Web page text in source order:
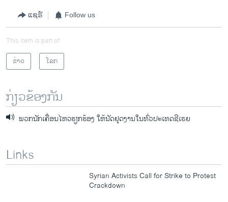
ແຊຣ໌ Follow us
This item is part of
ຂ່າວ
ໂລກ
ກ່ຽວຂ້ອງກັນ
ພວກນັກເຄື່ອນໄຫວຮຽກຮ້ອງ ໃຫ້ນັດຢຸດງານໃນທົ່ວປະເທດຊີເຣຍ
Links
Syrian Activists Call for Strike to Protest
Crackdown